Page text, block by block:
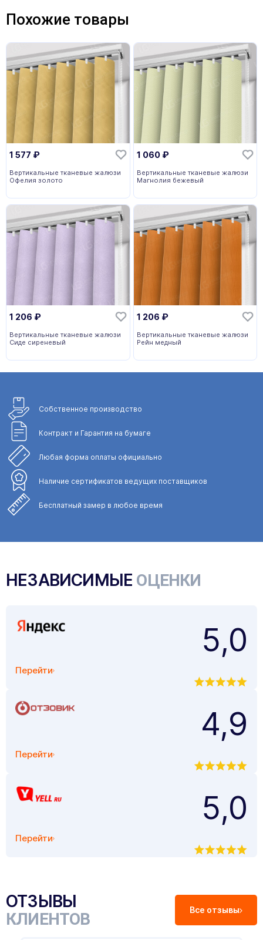
Похожие товары
1 577 ₽
Вертикальные тканевые жалюзи
Офелия золото
1 060 ₽
Вертикальные тканевые жалюзи
Магнолия бежевый
1 206 ₽
Вертикальные тканевые жалюзи
Сиде сиреневый
1 206 ₽
Вертикальные тканевые жалюзи
Рейн медный
Собственное производство
Контракт и Гарантия на бумаге
Любая форма оплаты официально
Наличие сертификатов ведущих поставщиков
Бесплатный замер в любое время
НЕЗАВИСИМЫЕ ОЦЕНКИ
Перейти
5,0
Перейти
4,9
Перейти
5,0
ОТЗЫВЫ
КЛИЕНТОВ Все отзывы